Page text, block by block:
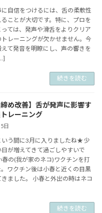
自信をつけるには、舌の柔軟性
ことが大切です。特に、プロを
ては、発声や滑舌をよりクリア
レーニングが欠かせません。今
えて発音を明瞭にし、声の響きを
続きを読む
締め改善】舌が発声に影響す
レーニング
日
いう間に3月に入りましたね★ 少
日が増えてきて過ごしやすいで
春の(我が家のネコ)ワクチンを打
。ワクチン後は小春と近くの目黒
ました。 小春と外出の時はネコ
続きを読む